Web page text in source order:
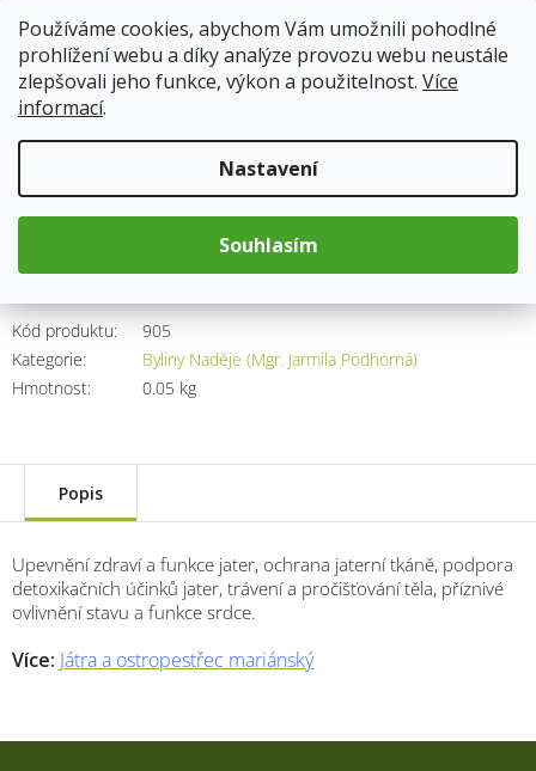
Používáme cookies, abychom Vám umožnili pohodlné
prohlížení webu a díky analýze provozu webu neustále
zlepšovali jeho funkce, výkon a použitelnost. Více
informací.
Nastavení
Souhlasím
Skladem
Více:Játra a ostropestřec mariánský
Kód produktu:
905
Kategorie:
Byliny Naděje (Mgr. Jarmila Podhorná)
Hmotnost: 0.05 kg
123 Kč
cena:
Přidat do košíku
Popis
Upevnění zdraví a funkce jater, ochrana jaterní tkáně, podpora
detoxikačních účinků jater, trávení a pročišťování těla, příznivé
ovlivnění stavu a funkce srdce.
Více: Játra a ostropestřec mariánský